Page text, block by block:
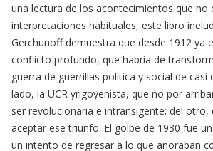
una lectura de los acontecimientos que no
interpretaciones habituales, este libro
Gerchunoff demuestra que desde 1912 ya
conflicto profundo, que habría de
guerra de guerrillas política y social de casi
lado, la UCR yrigoyenista, que no por
ser revolucionaria e intransigente; del otro,
aceptar ese triunfo. El golpe de 1930 fue
un intento de regresar a lo que añoraban